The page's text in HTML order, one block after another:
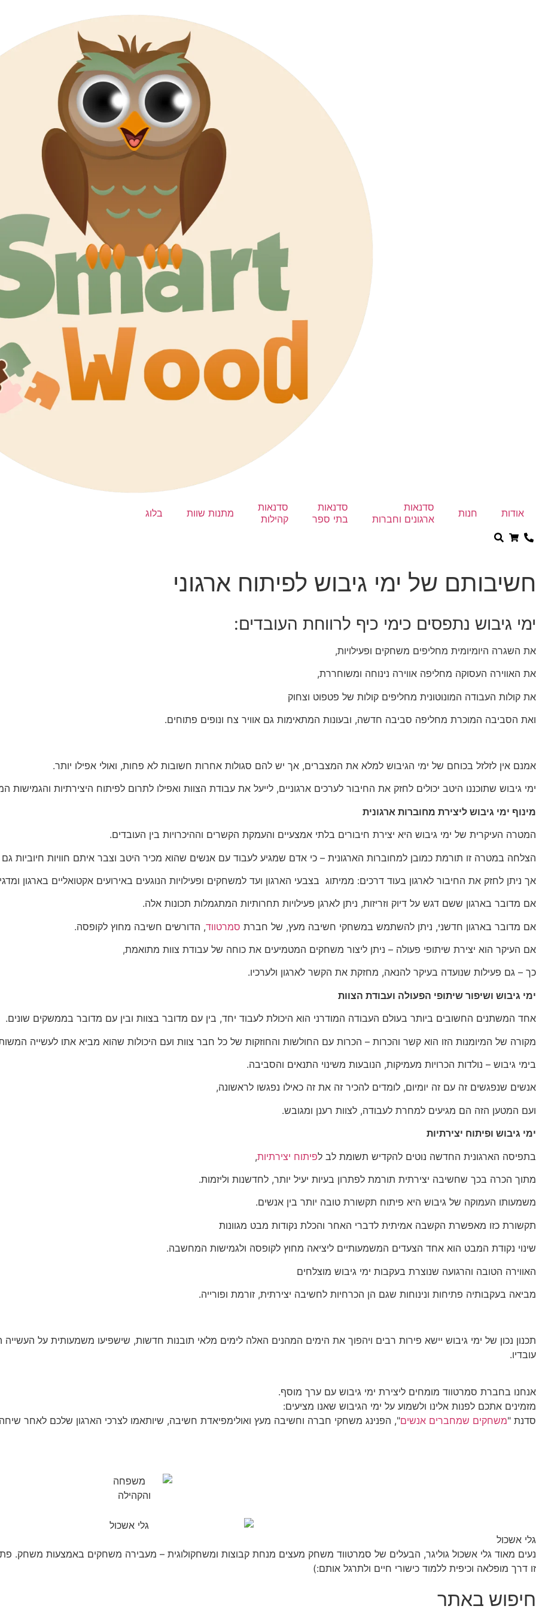
אודות חנות
סדנאות
ארגונים וחברות
סדנאות
בתי ספר
סדנאות
קהילות
מתנות שוות בלוג
חשיבותם של ימי גיבוש לפיתוח ארגוני
ימי גיבוש נתפסים כימי כיף לרווחת העובדים:
את השגרה היומיומית מחליפים משחקים ופעילויות,
את האווירה העסוקה מחליפה אווירה נינוחה ומשוחררת,
את קולות העבודה המונוטונית מחליפים קולות של פטפוט וצחוק
ואת הסביבה המוכרת מחליפה סביבה חדשה, ובעונות המתאימות גם אוויר צח ונופים פתוחים.
אמנם אין לזלזל בכוחם של ימי הגיבוש למלא את המצברים, אך יש להם סגולות אחרות חשובות לא פחות, ואולי אפילו יותר.
ימי גיבוש שתוכננו היטב יכולים לחזק את החיבור לערכים ארגוניים, לייעל את עבודת הצוות ואפילו לתרום לפיתוח היצירתיות והגמישות
מינוף ימי גיבוש ליצירת מחוברות ארגונית
המטרה העיקרית של ימי גיבוש היא יצירת חיבורים בלתי אמצעיים והעמקת הקשרים וההיכרויות בין העובדים.
הצלחה במטרה זו תורמת כמובן למחוברות הארגונית – כי אדם שמגיע לעבוד עם אנשים שהוא מכיר היטב וצבר איתם חוויות חיוביות
אך ניתן לחזק את החיבור לארגון בעוד דרכים: ממיתוג בצבעי הארגון ועד למשחקים ופעילויות הנוגעים באירועים אקטואליים בארגון
אם מדובר בארגון ששם דגש על דיוק וזריזות, ניתן לארגן פעילויות תחרותיות המתגמלות תכונות אלה.
אם מדובר בארגון חדשני, ניתן להשתמש במשחקי חשיבה מעץ, של חברת סמרטווד, הדורשים חשיבה מחוץ לקופסה.
אם העיקר הוא יצירת שיתופי פעולה – ניתן ליצור משחקים המטמיעים את כוחה של עבודת צוות מתואמת,
כך – גם פעילות שנועדה בעיקר להנאה, מחזקת את הקשר לארגון ולערכיו.
ימי גיבוש ושיפור שיתופי הפעולה ועבודת הצוות
אחד המשתנים החשובים ביותר בעולם העבודה המודרני הוא היכולת לעבוד יחד, בין עם מדובר בצוות ובין עם מדובר בממשקים שונים.
מקורה של המיומנות הזו הוא קשר והכרות – הכרות עם החולשות והחוזקות של כל חבר צוות ועם היכולות שהוא מביא אתו לעשייה
בימי גיבוש – נולדות הכרויות מעמיקות, הנובעות משינוי התנאים והסביבה.
אנשים שנפגשים זה עם זה יומיום, לומדים להכיר זה את זה כאילו נפגשו לראשונה,
ועם המטען הזה הם מגיעים למחרת לעבודה, לצוות רענן ומגובש.
ימי גיבוש ופיתוח יצירתיות
בתפיסה הארגונית החדשה נוטים להקדיש תשומת לב לפיתוח יצירתיות,
מתוך הכרה בכך שחשיבה יצירתית תורמת לפתרון בעיות יעיל יותר, לחדשנות וליזמות.
משמעותו העמוקה של גיבוש היא פיתוח תקשורת טובה יותר בין אנשים.
תקשורת כזו מאפשרת הקשבה אמיתית לדברי האחר והכלת נקודות מבט מגוונות
שינוי נקודת המבט הוא אחד הצעדים המשמעותיים ליציאה מחוץ לקופסה ולגמישות המחשבה.
האווירה הטובה והרגועה שנוצרת בעקבות ימי גיבוש מוצלחים
מביאה בעקבותיה פתיחות ונינוחות שגם הן הכרחיות לחשיבה יצירתית, זורמת ופורייה.
תכנון נכון של ימי גיבוש יישא פירות רבים ויהפוך את הימים המהנים האלה לימים מלאי תובנות חדשות, שישפיעו משמעותית על
עובדיו.
אנחנו בחברת סמרטווד מומחים ליצירת ימי גיבוש עם ערך מוסף.
מזמינים אתכם לפנות אלינו ולשמוע על ימי הגיבוש שאנו מציעים:
סדנת "משחקים שמחברים אנשים", הפנינג משחקי חברה וחשיבה מעץ ואולימפיאדת חשיבה, שיותאמו לצרכי הארגון שלכם לאחר
גלי אשכול
נעים מאוד גלי אשכול גוליגר, הבעלים של סמרטווד משחק מעצים מנחת קבוצות ומשחקולוגית – מעבירה משחקים באמצעות משחק.
זו דרך מופלאה וכיפית ללמוד כישורי חיים ולתרגל אותם:)
חיפוש באתר
אפשר
הן
שהאתר
יעבוד
סטטיסטיקה
כדי שנוכל
ולשפר את
אנחנו
נתונים
סטטיסטים
ואנליזות
של אופן
באתר.
חווית
גלישה
כדי שהאתר
בצורה
ביותר בזמן
שלכם. אם
לאפשר
חלק
באתר לא
על-ידי
תחומי
וההתנהגות
הגלישה
מגדילים
לראות תוכן
מותאמים